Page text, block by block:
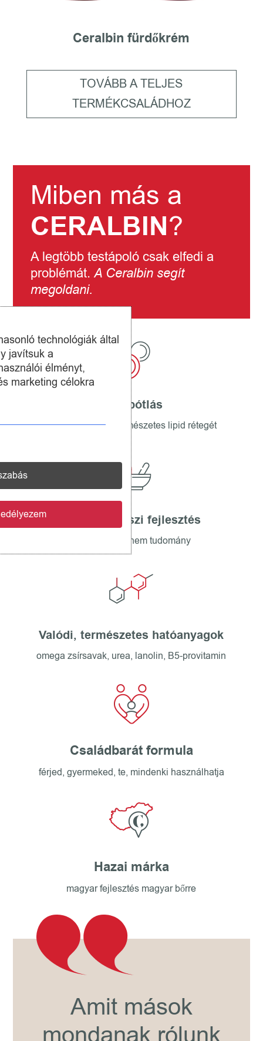
Ceralbin fürdőkrém
TOVÁBB A TELJES
TERMÉKCSALÁDHOZ
Miben más a
CERALBIN?
A legtöbb testápoló csak elfedi a
problémát.A Ceralbin segít
megoldani.
Lipidpótlás
visszaépíti a bőr természetes lipid rétegét
Gyógyszerészi fejlesztés
nem trend, hanem tudomány
Valódi, természetes hatóanyagok
omega zsírsavak, urea, lanolin, B5-provitamin
Családbarát formula
férjed, gyermeked, te, mindenki használhatja
Hazai márka
magyar fejlesztés magyar bőrre
Amit mások
technológiák által
javítsuk a
élményt,
marketing célokra